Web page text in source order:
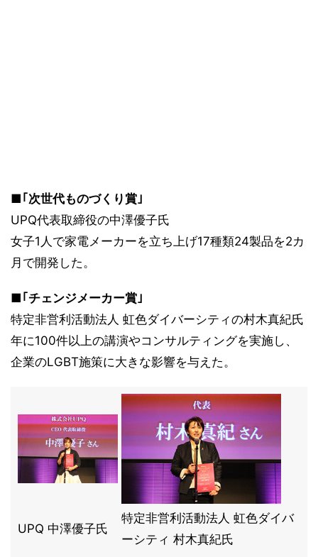
■｢次世代ものづくり賞｣
UPQ代表取締役の中澤優子氏
女子1人で家電メーカーを立ち上げ17種類24製品を2カ
月で開発した。
■｢チェンジメーカー賞｣
特定非営利活動法人 虹色ダイバーシティの村木真紀氏
年に100件以上の講演やコンサルティングを実施し、
企業のLGBT施策に大きな影響を与えた。
UPQ 中澤優子氏
特定非営利活動法人 虹色ダイバ
ーシティ 村木真紀氏